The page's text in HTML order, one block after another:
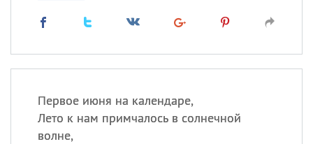
Первое июня на календаре,
Лето к нам примчалось в солнечной
волне,